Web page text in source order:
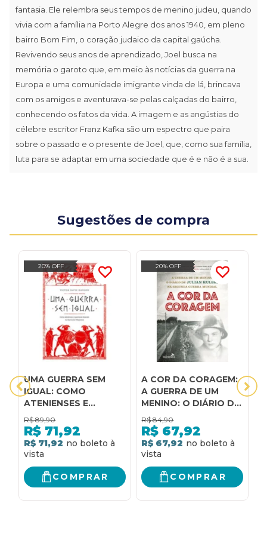
fantasia. Ele relembra seus tempos de menino judeu, quando
vivia com a família na Porto Alegre dos anos 1940, em pleno
bairro Bom Fim, o coração judaico da capital gaúcha.
Revivendo seus anos de aprendizado, Joel busca na
memória o garoto que, em meio às notícias da guerra na
Europa e uma comunidade imigrante vinda de lá, brincava
com os amigos e aventurava-se pelas calçadas do bairro,
conhecendo os fatos da vida. A imagem e as angústias do
célebre escritor Franz Kafka são um espectro que paira
sobre o passado e o presente de Joel, que, como sua família,
luta para se adaptar em uma sociedade que é e não é a sua.
Sugestões de compra
20% OFF
UMA GUERRA SEM
IGUAL: COMO
ATENIENSES E
ESPARTANOS
LUTARAM NA GUERRA
DO PELOPONESO:
COMO ATENIENSES E
LUTARAM NA GUERRA
DO PELOPONESO
R$ 89,90
R$ 71,92
R$ 71,92
COMPRAR
20% OFF
A COR DA CORAGEM:
A GUERRA DE UM
MENINO: O DIÁRIO DE
JULIAN KULSKI NA
SEGUNDA GUERRA
MUNDIAL
R$ 84,90
R$ 67,92
R$ 67,92
COMPRAR